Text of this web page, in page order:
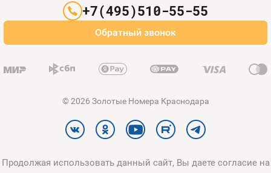
Оплата и доставка+7(495)510-55-55
Обратный звонок
© 2026 Золотые Номера Краснодара
Продолжая использовать данный сайт, Вы даете согласие на